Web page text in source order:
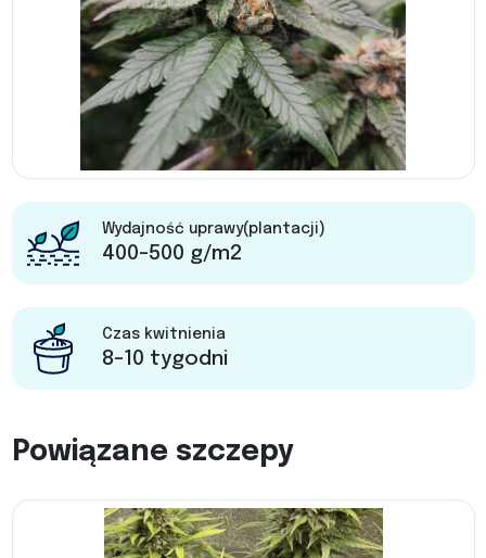
Wydajność uprawy(plantacji)
400-500 g/m2
Czas kwitnienia
8-10 tygodni
Powiązane szczepy